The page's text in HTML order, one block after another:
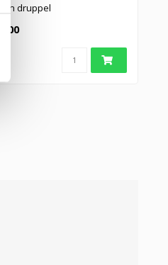
druppel